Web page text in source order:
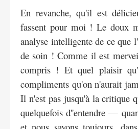
En revanche, qu'il est
fassent pour moi ! Le doux
analyse intelligente de ce que
de soin ! Comme il est
compris ! Et quel plaisir
compliments qu'on n'aurait
Il n'est pas jusqu'à la critique
quelquefois d''entendre —